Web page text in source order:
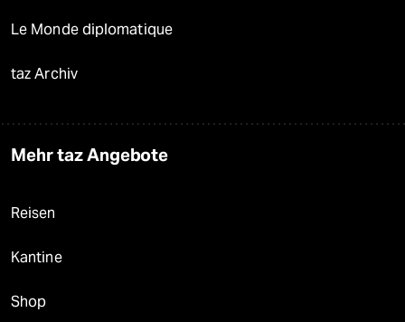
Le Monde diplomatique
taz Archiv
Mehr taz Angebote
Reisen
Kantine
Shop